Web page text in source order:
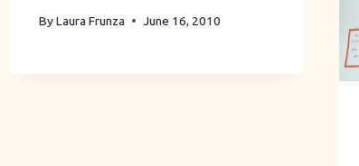
By Laura Frunza June 16, 2010